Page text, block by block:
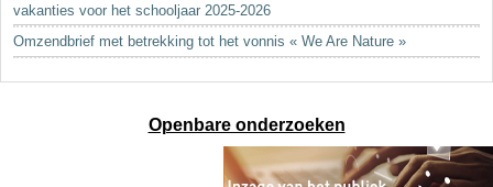
vakanties voor het schooljaar 2025-2026
Omzendbrief met betrekking tot het vonnis « We Are Nature »
Openbare onderzoeken